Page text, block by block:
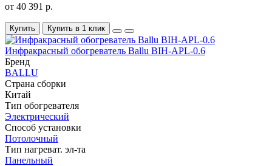
от 40 391 р.
Купить Купить в 1 клик
Инфракрасный обогреватель Ballu BIH-APL-0.6
Бренд
BALLU
Страна сборки
Китай
Тип обогревателя
Электрический
Способ установки
Потолочный
Тип нагреват. эл-та
Панельный